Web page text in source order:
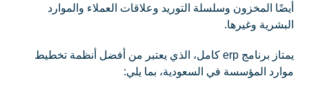
أيضًا المخزون وسلسلة التوريد وعلاقات العملاء والموارد
البشرية وغيرها.
يمتاز برنامج erp كامل، الذي يعتبر من أفضل أنظمة تخطيط
موارد المؤسسة في السعودية، بما يلي: